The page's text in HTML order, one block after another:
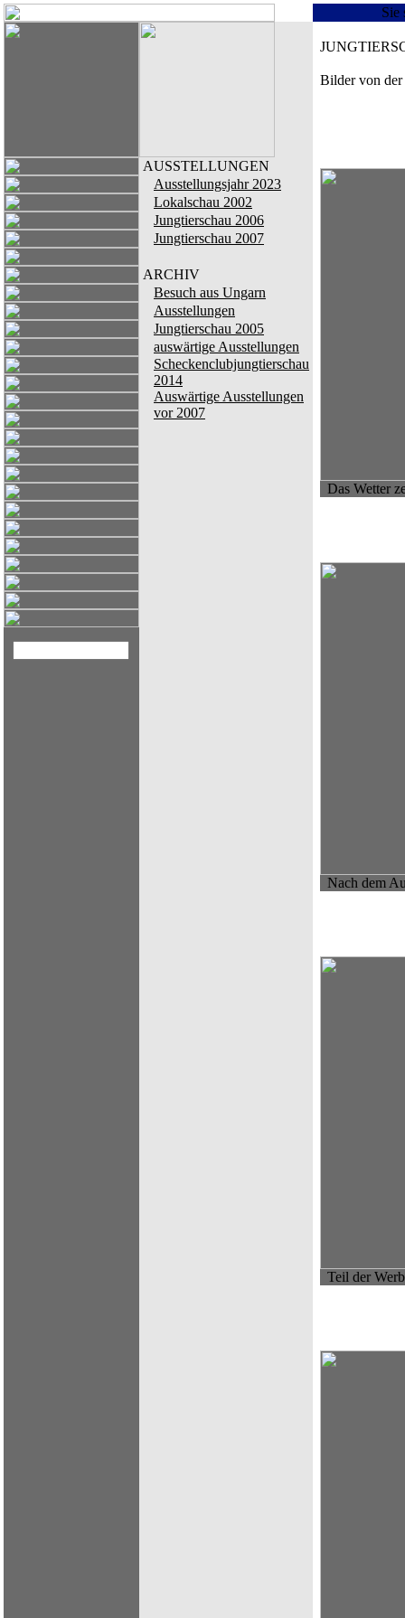
Sie
AUSSTELLUNGEN
Ausstellungsjahr 2023
Lokalschau 2002
Jungtierschau 2006
Jungtierschau 2007
ARCHIV
Besuch aus Ungarn
Ausstellungen
Jungtierschau 2005
auswärtige Ausstellungen
Scheckenclubjungtierschau
2014
Auswärtige Ausstellungen
vor 2007
Bilder von der
Das Wetter
Nach dem
Teil der